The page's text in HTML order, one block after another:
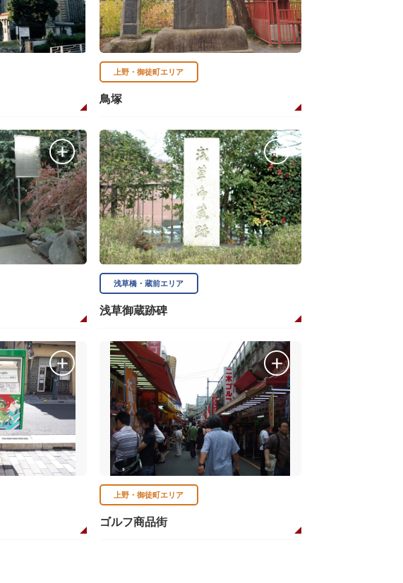
上野・御徒町エリア
鳥塚
浅草橋・蔵前エリア
浅草御蔵跡碑
上野・御徒町エリア
ゴルフ商品街